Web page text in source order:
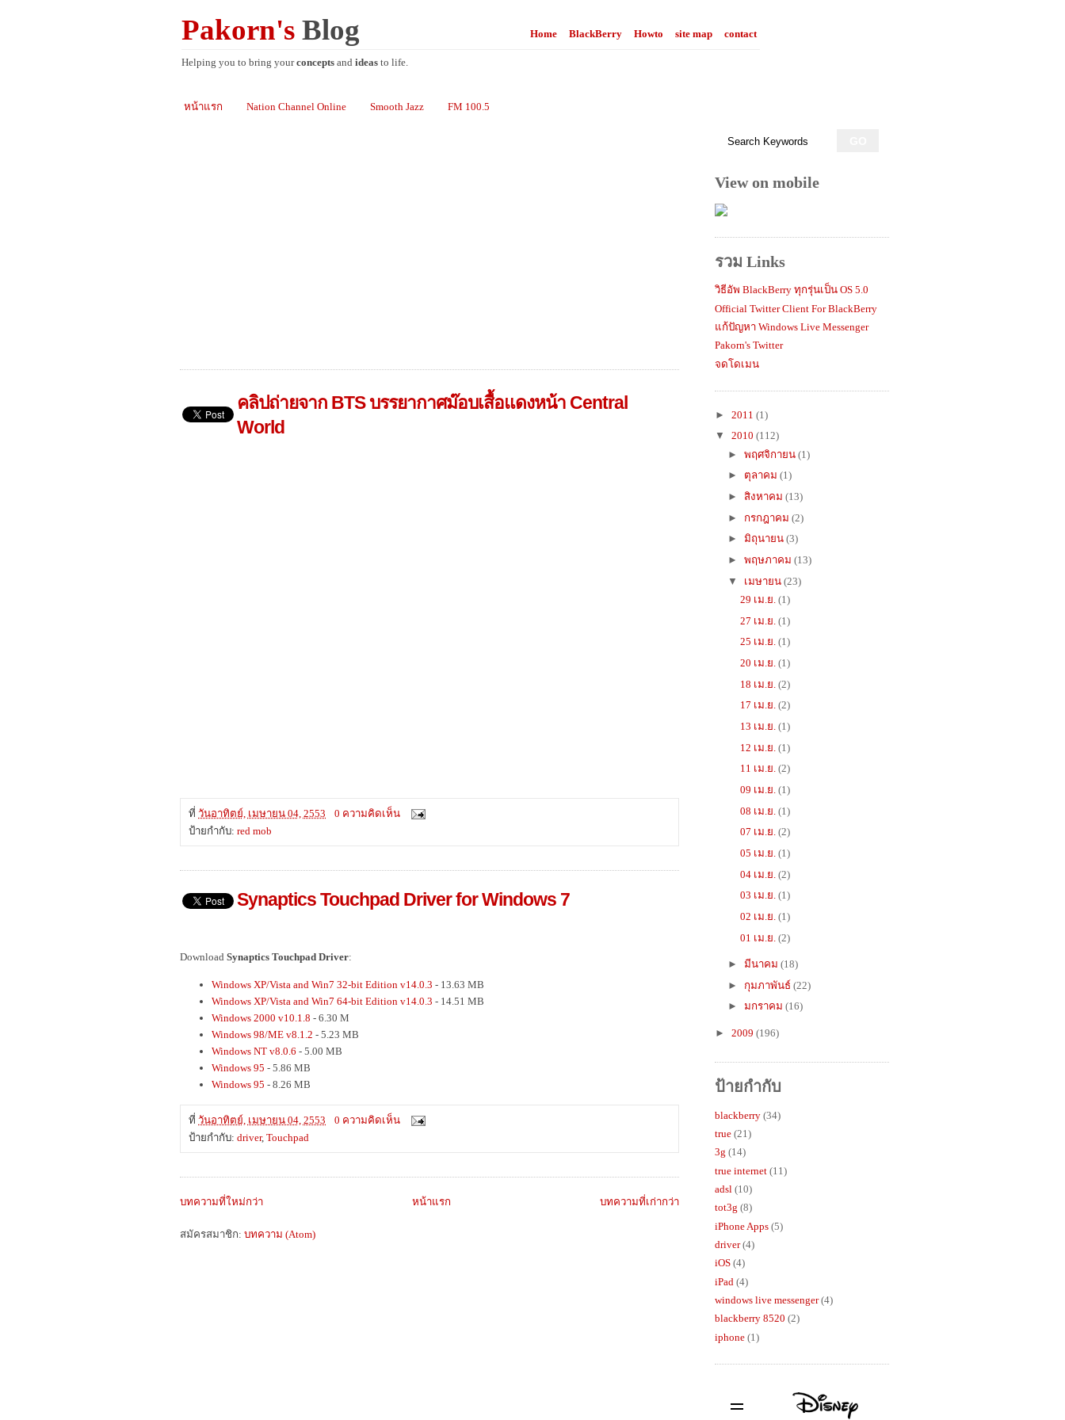
Pakorn's Blog Home BlackBerry Howto site map contact
Helping you to bring yourconcepts and ideas to life.
หน้าแรก Nation Channel Online Smooth Jazz FM 100.5
คลิปถ่ายจาก BTS บรรยากาศม๊อบเสื้อแดงหน้า Central
World
ที่ วันอาทิตย์, เมษายน 04, 2553
0 ความคิดเห็น
ป้ายกำกับ: red mob
Synaptics Touchpad Driver for Windows 7
Download Synaptics Touchpad Driver:
Windows XP/Vista and Win7 32-bit Edition v14.0.3 - 13.63 MB
Windows XP/Vista and Win7 64-bit Edition v14.0.3 - 14.51 MB
Windows 2000 v10.1.8 - 6.30 M
Windows 98/ME v8.1.2 - 5.23 MB
Windows NT v8.0.6 - 5.00 MB
Windows 95 - 5.86 MB
Windows 95 - 8.26 MB
ที่ วันอาทิตย์, เมษายน 04, 2553
0 ความคิดเห็น
ป้ายกำกับ: driver, Touchpad
บทความที่ใหม่กว่า บทความที่เก่ากว่า
หน้าแรก
สมัครสมาชิก: บทความ (Atom)
View on mobile
รวม Links
วิธีอัพ BlackBerry ทุกรุ่นเป็น OS 5.0
Official Twitter Client For BlackBerry
แก้ปัญหา Windows Live Messenger
Pakorn's Twitter
จดโดเมน
► 2011 (1)
▼ 2010 (112)
► พฤศจิกายน (1)
► ตุลาคม (1)
► สิงหาคม (13)
► กรกฎาคม (2)
► มิถุนายน (3)
► พฤษภาคม (13)
▼ เมษายน (23)
29 เม.ย. (1)
27 เม.ย. (1)
25 เม.ย. (1)
20 เม.ย. (1)
18 เม.ย. (2)
17 เม.ย. (2)
13 เม.ย. (1)
12 เม.ย. (1)
11 เม.ย. (2)
09 เม.ย. (1)
08 เม.ย. (1)
07 เม.ย. (2)
05 เม.ย. (1)
04 เม.ย. (2)
03 เม.ย. (1)
02 เม.ย. (1)
01 เม.ย. (2)
► มีนาคม (18)
► กุมภาพันธ์ (22)
► มกราคม (16)
► 2009 (196)
ป้ายกำกับ
blackberry (34)
true (21)
3g (14)
true internet (11)
adsl (10)
tot3g (8)
iPhone Apps (5)
driver (4)
iOS (4)
iPad (4)
windows live messenger (4)
blackberry 8520 (2)
iphone (1)